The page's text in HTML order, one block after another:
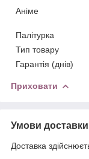
Аніме
Палітурка
Тип товару
Гарантія (днів)
Приховати
Умови доставки
Доставка